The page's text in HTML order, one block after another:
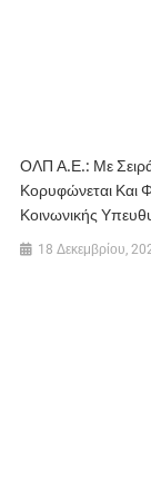
ΟΛΠ Α.Ε.: Με
Κορυφώνεται Και
Κοινωνικής
18 Δεκεμβρίου,